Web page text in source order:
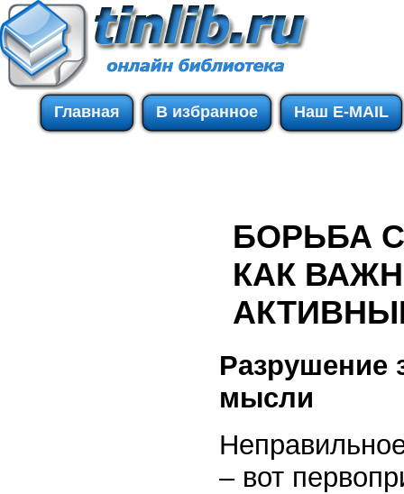
Главная В избранное Наш E-MAIL
БОРЬБА
КАК
Разрушение
мысли
– вот